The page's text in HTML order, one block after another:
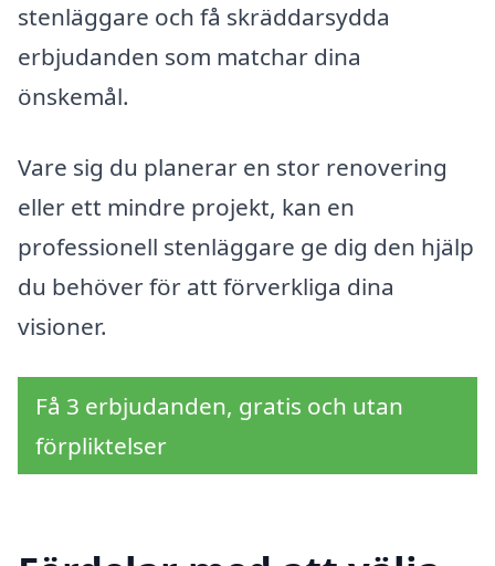
stenläggare och få skräddarsydda
erbjudanden som matchar dina
önskemål.
Vare sig du planerar en stor renovering
eller ett mindre projekt, kan en
professionell stenläggare ge dig den hjälp
du behöver för att förverkliga dina
visioner.
Få 3 erbjudanden, gratis och utan
förpliktelser